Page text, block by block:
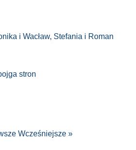
i Wacław, Stefania i Roman
stron
Wcześniejsze »